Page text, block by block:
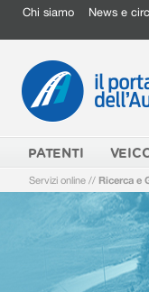
Chi siamo News e
PATENTI
Servizi online // Ricerca e